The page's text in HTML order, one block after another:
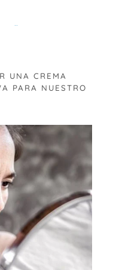
UNA CREMA
PARA NUESTRO